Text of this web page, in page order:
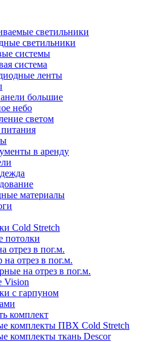
светильники
светильники
системы
система
ленты
большие
небо
светом
в аренду
материалы
Cold Stretch
потолки
отрез в пог.м.
на отрез в пог.м.
на отрез в пог.м.
Vision
с гарпуном
комплект
комплекты ПВХ Cold Stretch
комплекты ткань Descor